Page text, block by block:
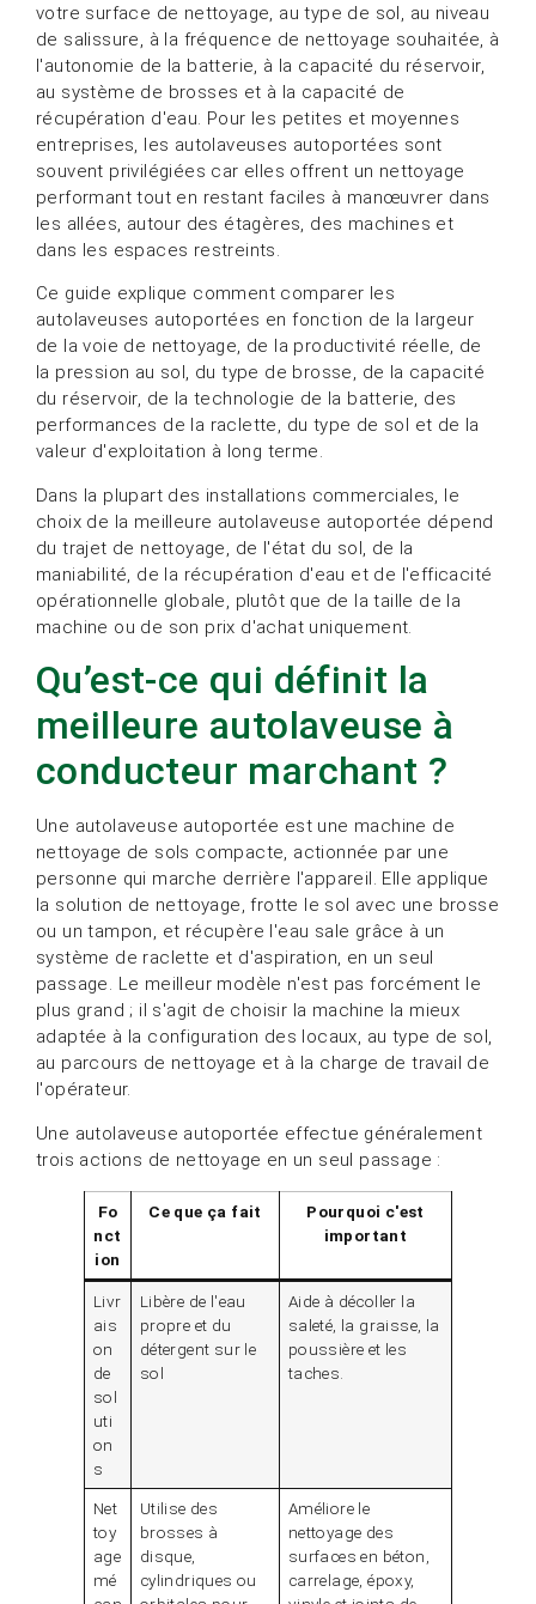
votre surface de nettoyage, au type de sol, au niveau
de salissure, à la fréquence de nettoyage souhaitée, à
l'autonomie de la batterie, à la capacité du réservoir,
au système de brosses et à la capacité de
récupération d'eau. Pour les petites et moyennes
entreprises, les autolaveuses autoportées sont
souvent privilégiées car elles offrent un nettoyage
performant tout en restant faciles à manœuvrer dans
les allées, autour des étagères, des machines et
dans les espaces restreints.
Ce guide explique comment comparer les
autolaveuses autoportées en fonction de la largeur
de la voie de nettoyage, de la productivité réelle, de
la pression au sol, du type de brosse, de la capacité
du réservoir, de la technologie de la batterie, des
performances de la raclette, du type de sol et de la
valeur d'exploitation à long terme.
Dans la plupart des installations commerciales, le
choix de la meilleure autolaveuse autoportée dépend
du trajet de nettoyage, de l'état du sol, de la
maniabilité, de la récupération d'eau et de l'efficacité
opérationnelle globale, plutôt que de la taille de la
machine ou de son prix d'achat uniquement.
Qu’est-ce qui définit la
meilleure autolaveuse à
conducteur marchant ?
Une autolaveuse autoportée est une machine de
nettoyage de sols compacte, actionnée par une
personne qui marche derrière l'appareil. Elle applique
la solution de nettoyage, frotte le sol avec une brosse
ou un tampon, et récupère l'eau sale grâce à un
système de raclette et d'aspiration, en un seul
passage. Le meilleur modèle n'est pas forcément le
plus grand ; il s'agit de choisir la machine la mieux
adaptée à la configuration des locaux, au type de sol,
au parcours de nettoyage et à la charge de travail de
l'opérateur.
Une autolaveuse autoportée effectue généralement
trois actions de nettoyage en un seul passage :
Fo
nct
ion
Ce que ça fait
Pourquoi c'est
important
Livr
ais
on
de
sol
uti
on
s
Libère de l'eau
propre et du
détergent sur le
sol
Aide à décoller la
saleté, la graisse, la
poussière et les
taches.
Net
toy
age
mé
Utilise des
brosses à
disque,
cylindriques ou
Améliore le
nettoyage des
surfaces en béton,
carrelage, époxy,